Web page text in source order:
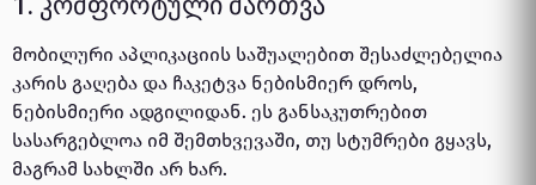
მობილური აპლიკაციის საშუალებით შესაძლებელია
კარის გაღება და ჩაკეტვა ნებისმიერ დროს,
ნებისმიერი ადგილიდან. ეს განსაკუთრებით
სასარგებლოა იმ შემთხვევაში, თუ სტუმრები გყავს,
მაგრამ სახლში არ ხარ.